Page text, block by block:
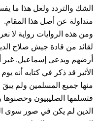
الشك والتردد ولعل هذا ما
متداولة عن أصل هذا المقام.
ومن هذه الروايات رواية لا
لقائد من قادة جيش صلاح
أرضهم ويدعى إسماعيل. غير
الأثير قد ذكر في كتابه أنه
منها جميع المسلمين ولم
فتسلمها الصليبيون
الدين لم يكن في صور سوى